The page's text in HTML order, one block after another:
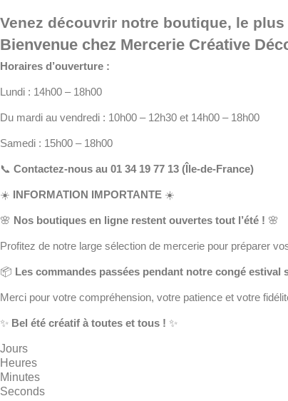
Venez découvrir notre boutique, le
Bienvenue chez Mercerie Créative
Horaires d’ouverture :
Lundi : 14h00 – 18h00
Du mardi au vendredi : 10h00 – 12h30 et 14h00 – 18h00
Samedi : 15h00 – 18h00
📞 Contactez-nous au 01 34 19 77 13 (Île-de-France)
☀️ INFORMATION IMPORTANTE ☀️
🌸 Nos boutiques en ligne restent ouvertes tout l’été ! 🌸
Profitez de notre large sélection de mercerie pour préparer
📦 Les commandes passées pendant notre congé estival
Merci pour votre compréhension, votre patience et votre
✨ Bel été créatif à toutes et tous ! ✨
Jours
Heures
Minutes
Seconds